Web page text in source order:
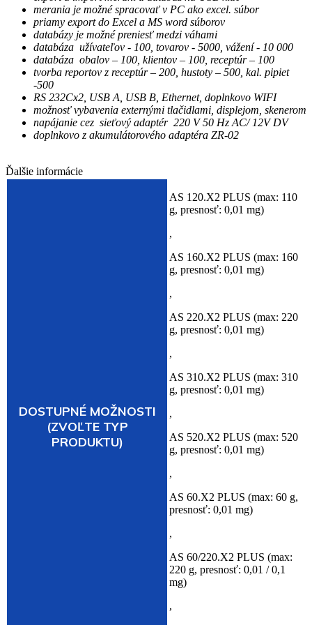
merania je možné spracovať v PC ako excel. súbor
priamy export do Excel a MS word súborov
databázy je možné preniesť medzi váhami
databáza užívateľov - 100, tovarov - 5000, vážení - 10 000
databáza obalov – 100, klientov – 100, receptúr – 100
tvorba reportov z receptúr – 200, hustoty – 500, kal. pipiet
-500
RS 232Cx2, USB A, USB B, Ethernet, doplnkovo WIFI
možnosť vybavenia externými tlačidlami, displejom, skenerom
napájanie cez sieťový adaptér 220 V 50 Hz AC/ 12V DV
doplnkovo z akumulátorového adaptéra ZR-02
Ďalšie informácie
DOSTUPNÉ MOŽNOSTI
(ZVOĽTE TYP
PRODUKTU)
AS 120.X2 PLUS (max: 110
g, presnosť: 0,01 mg)
,
AS 160.X2 PLUS (max: 160
g, presnosť: 0,01 mg)
,
AS 220.X2 PLUS (max: 220
g, presnosť: 0,01 mg)
,
AS 310.X2 PLUS (max: 310
g, presnosť: 0,01 mg)
,
AS 520.X2 PLUS (max: 520
g, presnosť: 0,01 mg)
,
AS 60.X2 PLUS (max: 60 g,
presnosť: 0,01 mg)
,
AS 60/220.X2 PLUS (max:
220 g, presnosť: 0,01 / 0,1
mg)
,